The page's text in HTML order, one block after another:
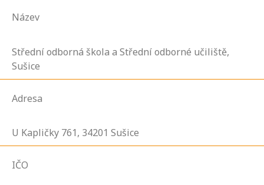
Název
Střední odborná škola a Střední odborné učiliště,
Sušice
Adresa
U Kapličky 761, 34201 Sušice
IČO